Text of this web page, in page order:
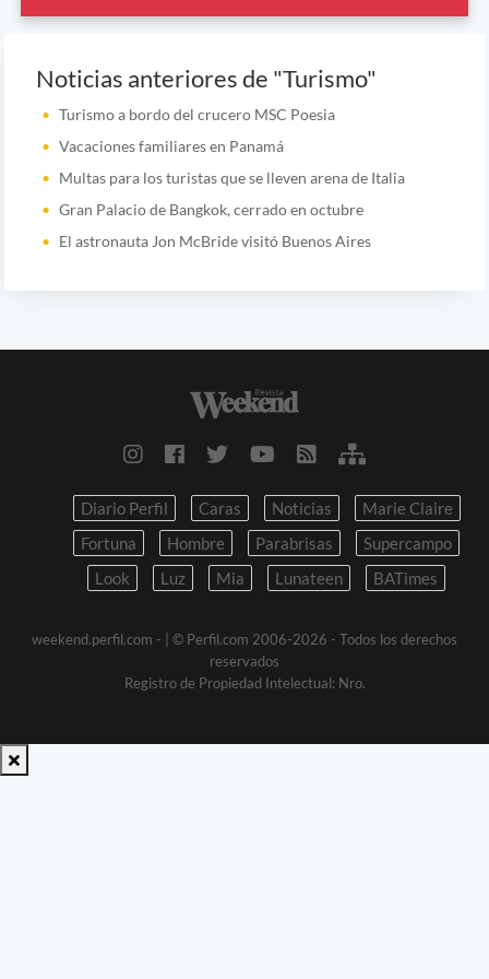
Noticias anteriores de "Turismo"
Turismo a bordo del crucero MSC Poesia
Vacaciones familiares en Panamá
Multas para los turistas que se lleven arena de Italia
Gran Palacio de Bangkok, cerrado en octubre
El astronauta Jon McBride visitó Buenos Aires
Diario Perfil Caras Noticias
Marie Claire
Fortuna
Hombre Parabrisas
Supercampo
Look
Luz Mia Lunateen BATimes
weekend.perfil.com -
| © Perfil.com 2006-2026 - Todos los derechos
reservados
Registro de Propiedad Intelectual: Nro.